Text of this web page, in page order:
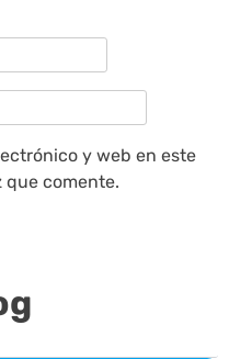
y web en este
que comente.